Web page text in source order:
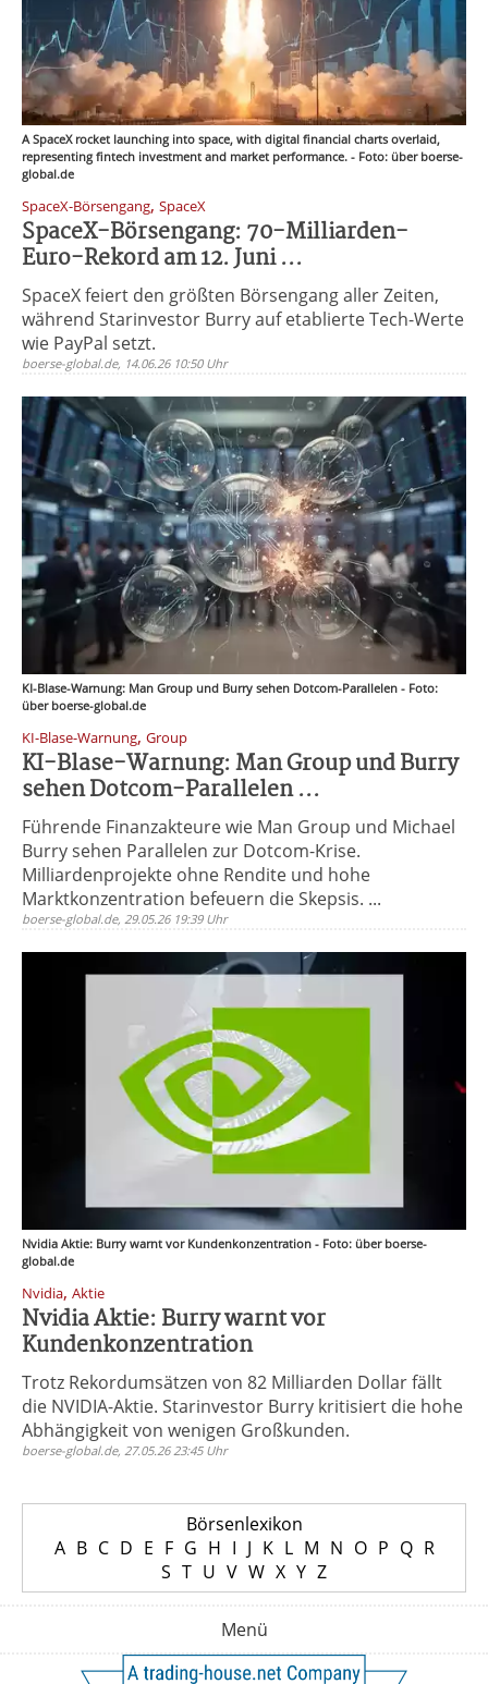
A SpaceX rocket launching into space, with digital financial charts overlaid,
representing fintech investment and market performance. - Foto: über boerse-
global.de
SpaceX-Börsengang, SpaceX
SpaceX-Börsengang: 70-Milliarden-
Euro-Rekord am 12. Juni ...
SpaceX feiert den größten Börsengang aller Zeiten,
während Starinvestor Burry auf etablierte Tech-Werte
wie PayPal setzt.
boerse-global.de, 14.06.26 10:50 Uhr
KI-Blase-Warnung: Man Group und Burry sehen Dotcom-Parallelen - Foto:
über boerse-global.de
KI-Blase-Warnung, Group
KI-Blase-Warnung: Man Group und Burry
sehen Dotcom-Parallelen ...
Führende Finanzakteure wie Man Group und Michael
Burry sehen Parallelen zur Dotcom-Krise.
Milliardenprojekte ohne Rendite und hohe
Marktkonzentration befeuern die Skepsis. ...
boerse-global.de, 29.05.26 19:39 Uhr
Nvidia Aktie: Burry warnt vor Kundenkonzentration - Foto: über boerse-
global.de
Nvidia, Aktie
Nvidia Aktie: Burry warnt vor
Kundenkonzentration
Trotz Rekordumsätzen von 82 Milliarden Dollar fällt
die NVIDIA-Aktie. Starinvestor Burry kritisiert die hohe
Abhängigkeit von wenigen Großkunden.
boerse-global.de, 27.05.26 23:45 Uhr
Börsenlexikon
A B C D E F G H I J K L M N O P Q R
S T U V W X Y Z
Menü